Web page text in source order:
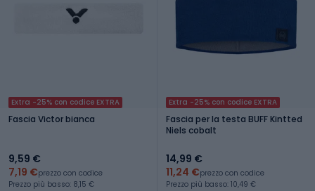
Extra -25% con codice EXTRA
Fascia Victor bianca
9,59 €
7,19 €prezzo con codice
Prezzo più basso: 8,15 €
Extra -25% con codice EXTRA
Fascia per la testa BUFF Kintted
Niels cobalt
14,99 €
11,24 €prezzo con codice
Prezzo più basso: 10,49 €